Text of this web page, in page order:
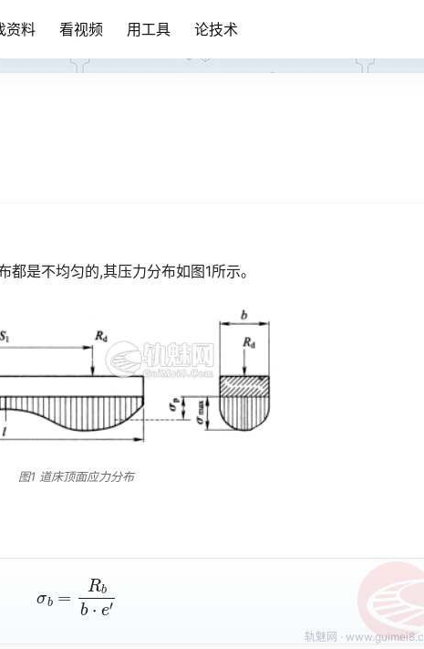
资料 看视频 用工具 论技术
是不均匀的,其压力分布如图1所示。
图1 道床顶面应力分布
σb=Rbb⋅e′